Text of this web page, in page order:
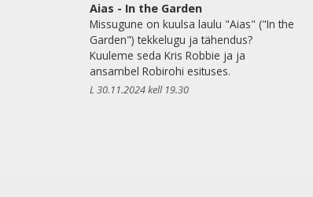
Aias - In the Garden
Missugune on kuulsa laulu "Aias" ("In the
Garden") tekkelugu ja tähendus?
Kuuleme seda Kris Robbie ja ja
ansambel Robirohi esituses.
L 30.11.2024 kell 19.30